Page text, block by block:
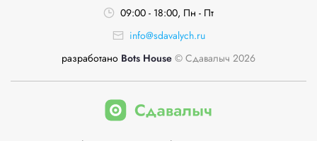
09:00 - 18:00, Пн - Пт
info@sdavalych.ru
разработано Bots House © Сдавалыч 2026